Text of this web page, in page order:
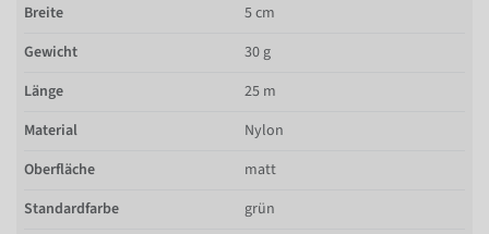
Breite
5 cm
Gewicht
30 g
Länge
25 m
Material
Nylon
Oberfläche
matt
Standardfarbe
grün